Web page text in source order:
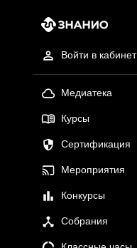
Войти в кабинет
Медиатека
Курсы
Сертификация
Мероприятия
Конкурсы
Собрания